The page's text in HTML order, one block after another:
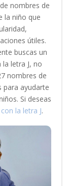
nombres de
la niño que
útiles.
buscas un
letra J, no
nombres de
para ayudarte
Si deseas
la letra J.